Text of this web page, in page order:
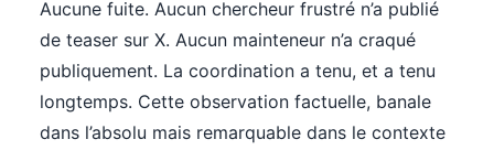
Aucune fuite. Aucun chercheur frustré n’a publié
de teaser sur X. Aucun mainteneur n’a craqué
publiquement. La coordination a tenu, et a tenu
longtemps. Cette observation factuelle, banale
dans l’absolu mais remarquable dans le contexte